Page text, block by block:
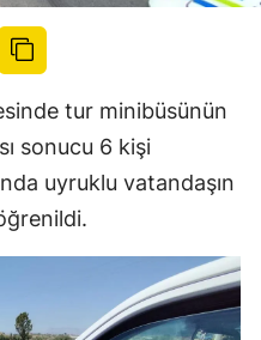
tur minibüsünün
sonucu 6 kişi
uyruklu vatandaşın